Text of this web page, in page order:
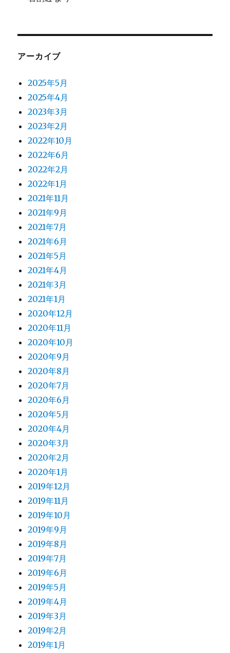
アーカイブ
2025年5月
2025年4月
2023年3月
2023年2月
2022年10月
2022年6月
2022年2月
2022年1月
2021年11月
2021年9月
2021年7月
2021年6月
2021年5月
2021年4月
2021年3月
2021年1月
2020年12月
2020年11月
2020年10月
2020年9月
2020年8月
2020年7月
2020年6月
2020年5月
2020年4月
2020年3月
2020年2月
2020年1月
2019年12月
2019年11月
2019年10月
2019年9月
2019年8月
2019年7月
2019年6月
2019年5月
2019年4月
2019年3月
2019年2月
2019年1月